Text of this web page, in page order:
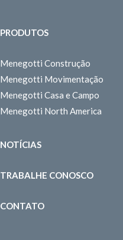
PRODUTOS
Menegotti Construção
Menegotti Movimentação
Menegotti Casa e Campo
Menegotti North America
NOTÍCIAS
TRABALHE CONOSCO
CONTATO